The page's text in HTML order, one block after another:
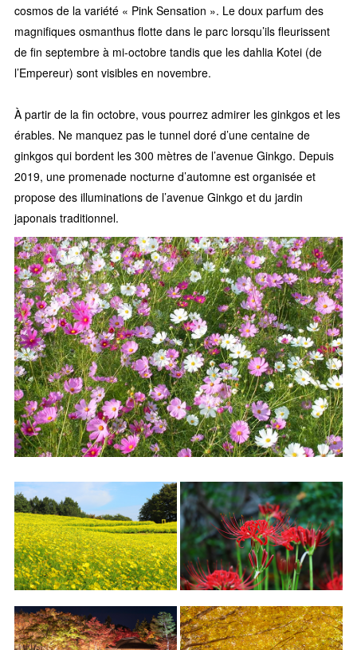
cosmos de la variété « Pink Sensation ». Le doux parfum des
magnifiques osmanthus flotte dans le parc lorsqu’ils fleurissent
de fin septembre à mi-octobre tandis que les dahlia Kotei (de
l’Empereur) sont visibles en novembre.
À partir de la fin octobre, vous pourrez admirer les ginkgos et les
érables. Ne manquez pas le tunnel doré d’une centaine de
ginkgos qui bordent les 300 mètres de l’avenue Ginkgo. Depuis
2019, une promenade nocturne d’automne est organisée et
propose des illuminations de l’avenue Ginkgo et du jardin
japonais traditionnel.